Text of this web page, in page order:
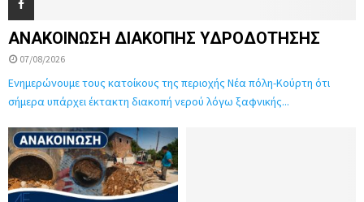
ΑΝΑΚΟΙΝΩΣΗ ΔΙΑΚΟΠΗΣ ΥΔΡΟΔΟΤΗΣΗΣ
07/08/2026
Ενημερώνουμε τους κατοίκους της περιοχής Νέα πόλη-Κούρτη ότι
σήμερα υπάρχει έκτακτη διακοπή νερού λόγω ξαφνικής...